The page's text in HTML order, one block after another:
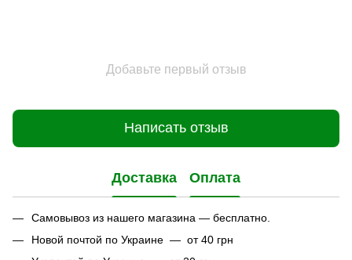
Добавьте первый отзыв
Написать отзыв
Доставка Оплата
Самовывоз из нашего магазина — бесплатно.
Новой почтой по Украине — от 40 грн